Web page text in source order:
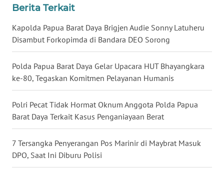
Berita Terkait
Kapolda Papua Barat Daya Brigjen Audie Sonny Latuheru
Disambut Forkopimda di Bandara DEO Sorong
Polda Papua Barat Daya Gelar Upacara HUT Bhayangkara
ke-80, Tegaskan Komitmen Pelayanan Humanis
Polri Pecat Tidak Hormat Oknum Anggota Polda Papua
Barat Daya Terkait Kasus Penganiayaan Berat
7 Tersangka Penyerangan Pos Marinir di Maybrat Masuk
DPO, Saat Ini Diburu Polisi
WN
SULUT
WN
MALUKU
WN
DAIRI